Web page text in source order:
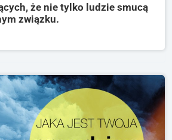
że nie tylko ludzie smucą
związku.